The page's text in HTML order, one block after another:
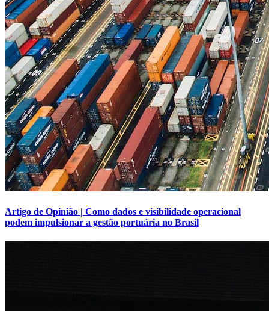
Artigo de Opinião | Como dados e visibilidade operacional
podem impulsionar a gestão portuária no Brasil